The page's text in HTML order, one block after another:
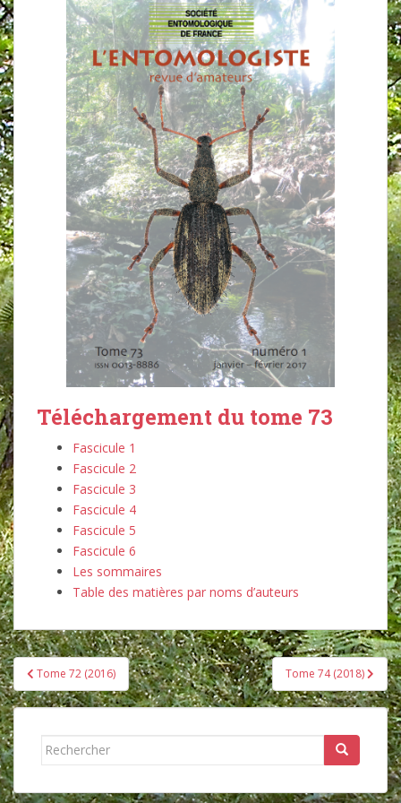
Téléchargement du tome 73
Fascicule 1
Fascicule 2
Fascicule 3
Fascicule 4
Fascicule 5
Fascicule 6
Les sommaires
Table des matières par noms d’auteurs
Navigation
de
l’article
Tome 72 (2016) Tome 74 (2018)
Rechercher...